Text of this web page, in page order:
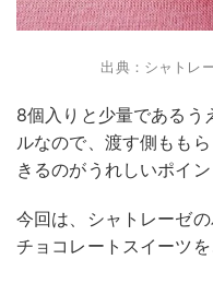
出典：シャトレ
8個入りと少量である
ルなので、渡す側もも
きるのがうれしいポイン
今回は、シャトレーゼ
チョコレートスイーツを